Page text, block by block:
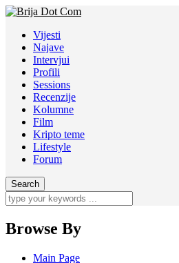
Vijesti
Najave
Intervjui
Profili
Sessions
Recenzije
Kolumne
Film
Kripto teme
Lifestyle
Forum
Browse By
Main Page